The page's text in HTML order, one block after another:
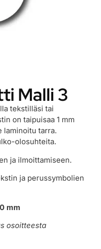
Malli 3
tekstilläsi tai
on taipuisaa 1 mm
laminoitu tarra.
olosuhteita.
ja ilmoittamiseen.
ja perussymbolien
mm
osoitteesta